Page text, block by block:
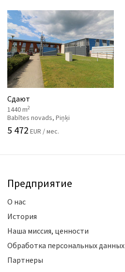
Сдают
1440 m2
Babītes novads, Piņķi
5 472 EUR / мес.
Предприятие
О нас
История
Наша миссия, ценности
Обработка персональных данных
Партнеры